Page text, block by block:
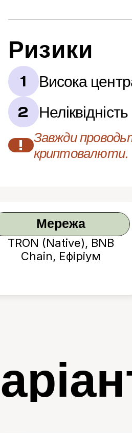
Ризики
1 Висока
2
!
Завжди
криптовалюти.
Мережа
TRON (Native), BNB
Chain, Ефіріум